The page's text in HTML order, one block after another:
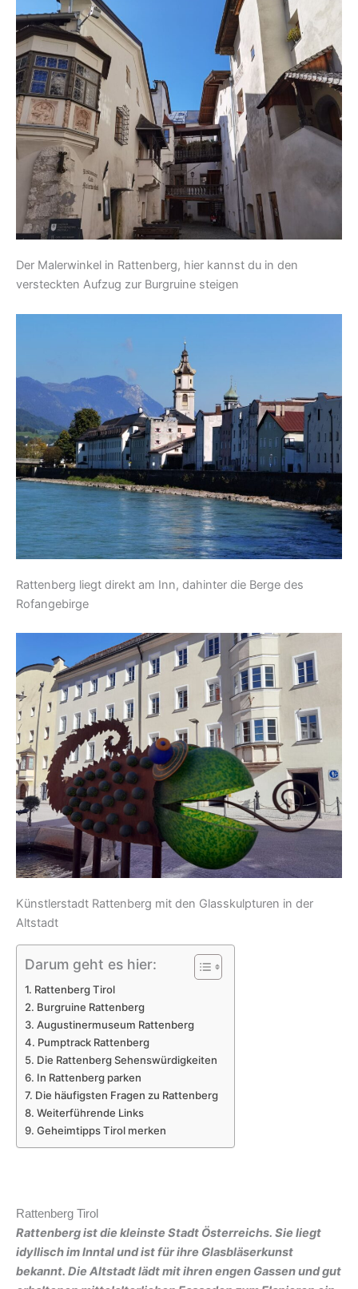
Der Malerwinkel in Rattenberg, hier kannst du in den
versteckten Aufzug zur Burgruine steigen
Rattenberg liegt direkt am Inn, dahinter die Berge des
Rofangebirge
Künstlerstadt Rattenberg mit den Glasskulpturen in der
Altstadt
Darum geht es hier:
Rattenberg Tirol
Burgruine Rattenberg
Augustinermuseum Rattenberg
Pumptrack Rattenberg
Die Rattenberg Sehenswürdigkeiten
In Rattenberg parken
Die häufigsten Fragen zu Rattenberg
Weiterführende Links
Geheimtipps Tirol merken
Rattenberg Tirol
Rattenberg ist die kleinste Stadt Österreichs. Sie liegt
idyllisch im Inntal und ist für ihre Glasbläserkunst
bekannt. Die Altstadt lädt mit ihren engen Gassen und gut